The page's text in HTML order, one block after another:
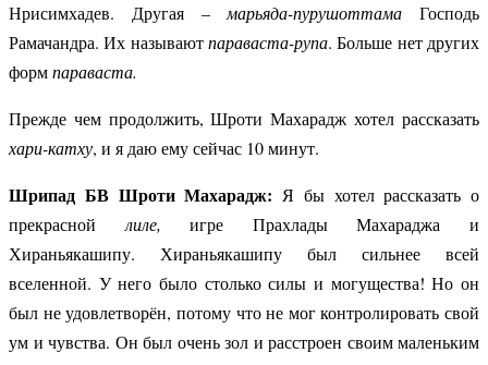
Нрисимхадев. Другая – марьяда-пурушоттама Господь
Рамачандра. Их называютпараваста-рупа. Больше нет других
формпараваста.
Прежде чем продолжить, Шроти Махарадж хотел рассказать
хари-катху, и я даю ему сейчас 10 минут.
Шрипад БВ Шроти Махарадж: Я бы хотел рассказать о
прекрасной лиле, игре Прахлады Махараджа и
Хираньякашипу. Хираньякашипу был сильнее всей
вселенной. У него было столько силы и могущества! Но он
был не удовлетворён, потому что не мог контролировать свой
ум и чувства. Он был очень зол и расстроен своим маленьким